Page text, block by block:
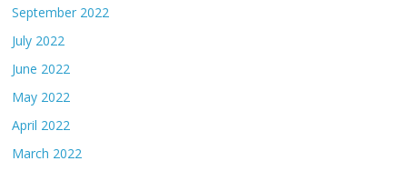
September 2022
July 2022
June 2022
May 2022
April 2022
March 2022